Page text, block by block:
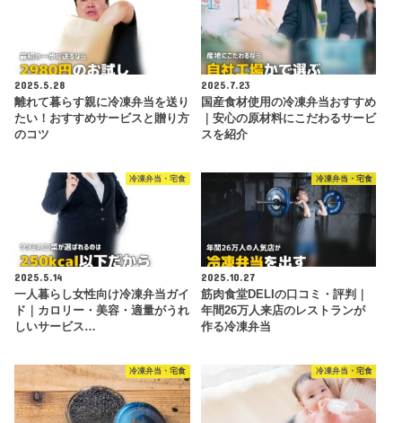
2025.5.28
離れて暮らす親に冷凍弁当を送り
たい！おすすめサービスと贈り方
のコツ
2025.7.23
国産食材使用の冷凍弁当おすすめ
｜安心の原材料にこだわるサービ
スを紹介
冷凍弁当・宅食
2025.5.14
一人暮らし女性向け冷凍弁当ガイ
ド｜カロリー・美容・適量がうれ
しいサービス…
冷凍弁当・宅食
2025.10.27
筋肉食堂DELIの口コミ・評判｜
年間26万人来店のレストランが
作る冷凍弁当
冷凍弁当・宅食 冷凍弁当・宅食